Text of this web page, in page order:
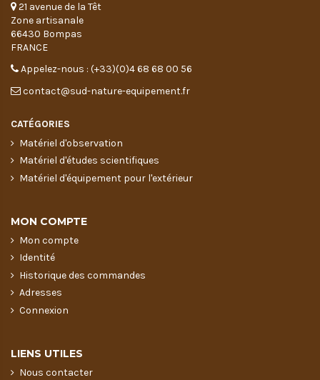
21 avenue de la Têt
Zone artisanale
66430 Bompas
FRANCE
Appelez-nous : (+33)(0)4 68 68 00 56
contact@sud-nature-equipement.fr
CATÉGORIES
Matériel d'observation
Matériel d'études scientifiques
Matériel d'équipement pour l'extérieur
MON COMPTE
Mon compte
Identité
Historique des commandes
Adresses
Connexion
LIENS UTILES
Nous contacter